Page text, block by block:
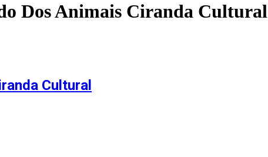
Dos Animais Ciranda Cultural
Cultural